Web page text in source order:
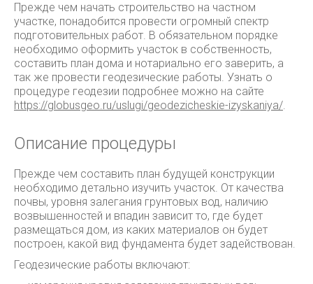
Прежде чем начать строительство на частном
участке, понадобится провести огромный спектр
подготовительных работ. В обязательном порядке
необходимо оформить участок в собственность,
составить план дома и нотариально его заверить, а
так же провести геодезические работы. Узнать о
процедуре геодезии подробнее можно на сайте
https://globusgeo.ru/uslugi/geodezicheskie-izyskaniya/.
Описание процедуры
Прежде чем составить план будущей конструкции
необходимо детально изучить участок. От качества
почвы, уровня залегания грунтовых вод, наличию
возвышенностей и впадин зависит то, где будет
размещаться дом, из каких материалов он будет
построен, какой вид фундамента будет задействован.
Геодезические работы включают: